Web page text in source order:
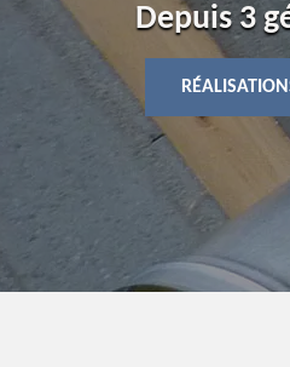
Depuis 3